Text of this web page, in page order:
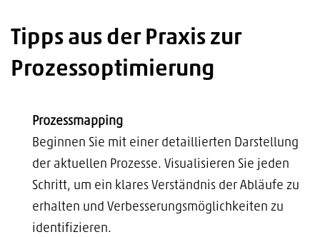
Tipps aus der Praxis zur
Prozessoptimierung
Prozessmapping
Beginnen Sie mit einer detaillierten Darstellung
der aktuellen Prozesse. Visualisieren Sie jeden
Schritt, um ein klares Verständnis der Abläufe zu
erhalten und Verbesserungsmöglichkeiten zu
identifizieren.